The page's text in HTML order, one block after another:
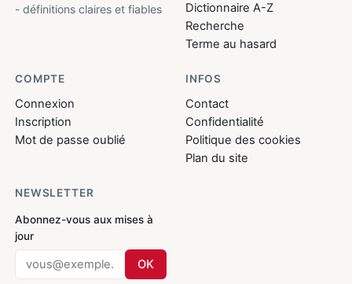
- définitions claires et fiables
Dictionnaire A-Z
Recherche
Terme au hasard
COMPTE
Connexion
Inscription
Mot de passe oublié
INFOS
Contact
Confidentialité
Politique des cookies
Plan du site
NEWSLETTER
Abonnez-vous aux mises à
jour
OK